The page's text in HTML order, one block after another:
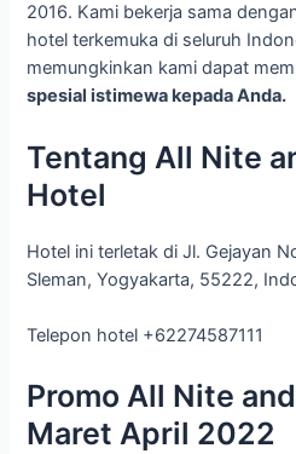
2016. Kami bekerja sama
hotel terkemuka di seluruh
memungkinkan kami dapat
spesial istimewa kepada Anda.
Tentang All Nite
Hotel
Hotel ini terletak di Jl. Gejayan
Sleman, Yogyakarta, 55222,
Telepon hotel +62274587111
Promo All Nite
Maret April 2022